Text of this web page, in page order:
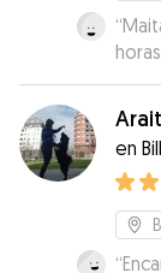
“
de
en
“